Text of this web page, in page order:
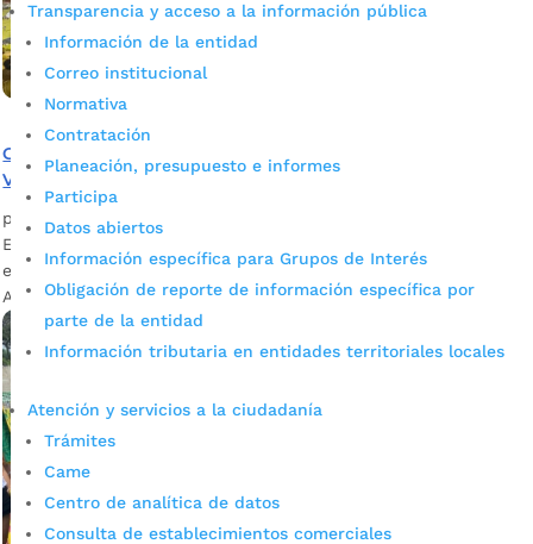
Transparencia y acceso a la información pública
Información de la entidad
Correo institucional
Normativa
Contratación
Planeación, presupuesto e informes
Participa
Datos abiertos
Información específica para Grupos de Interés
Obligación de reporte de información específica por
parte de la entidad
Información tributaria en entidades territoriales locales
Atención y servicios a la ciudadanía
Trámites
Came
Centro de analítica de datos
Consulta de establecimientos comerciales
Conozca las medidas del partido Atlético Bucaramanga
Vs Deportivo Pereira
por admin_prensa
El partido entre el Atlético Bucaramanga y Deportivo Pereira
es este 14 de marzo, a las 6:30 p.m., en el estadio José
Américo Montanini.